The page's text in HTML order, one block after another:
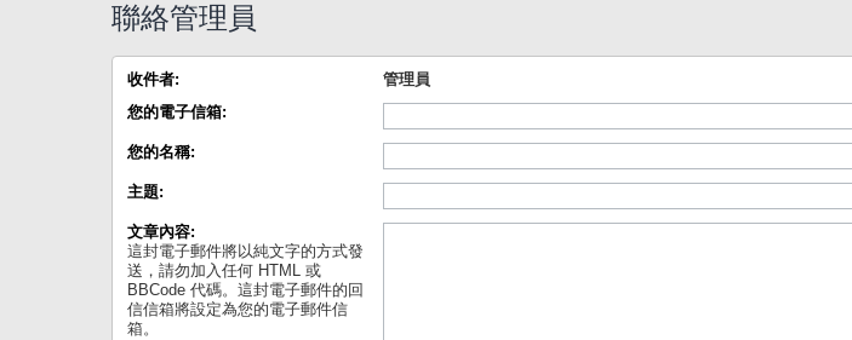
聯絡管理員
收件者:
管理員
您的電子信箱:
您的名稱:
主題:
文章內容:
這封電子郵件將以純文字的方式發
送，請勿加入任何 HTML 或
BBCode 代碼。這封電子郵件的回
信信箱將設定為您的電子郵件信
箱。